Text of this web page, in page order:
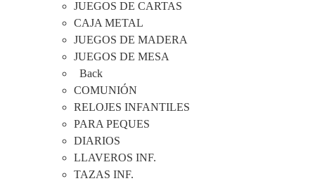
JUEGOS DE CARTAS
CAJA METAL
JUEGOS DE MADERA
JUEGOS DE MESA
Back
COMUNIÓN
RELOJES INFANTILES
PARA PEQUES
DIARIOS
LLAVEROS INF.
TAZAS INF.